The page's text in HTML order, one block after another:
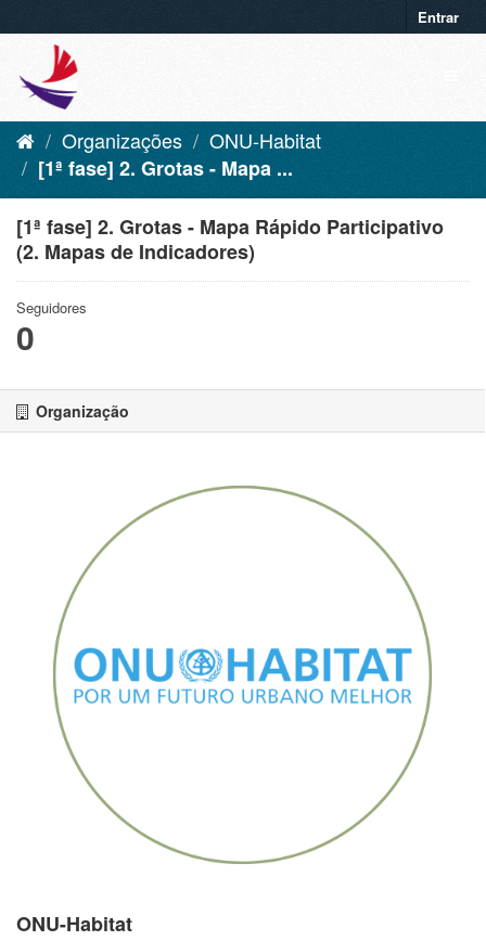
Entrar
Organizações
ONU-Habitat
[1ª fase] 2. Grotas - Mapa ...
[1ª fase] 2. Grotas - Mapa Rápido Participativo
(2. Mapas de Indicadores)
Seguidores
0
Organização
ONU-Habitat